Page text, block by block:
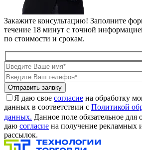
Закажите консультацию! Заполните
течение 18 минут с точной
по стоимости и срокам.
Я даю свое согласие на обработку
данных в соответствии с Политикой
данных. Данное поле обязательное для
даю согласие на получение
рассылок.